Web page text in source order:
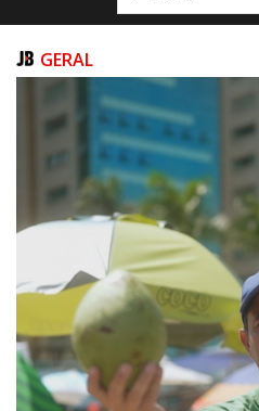
NOTÍCIAS
CONTATO
GERAL